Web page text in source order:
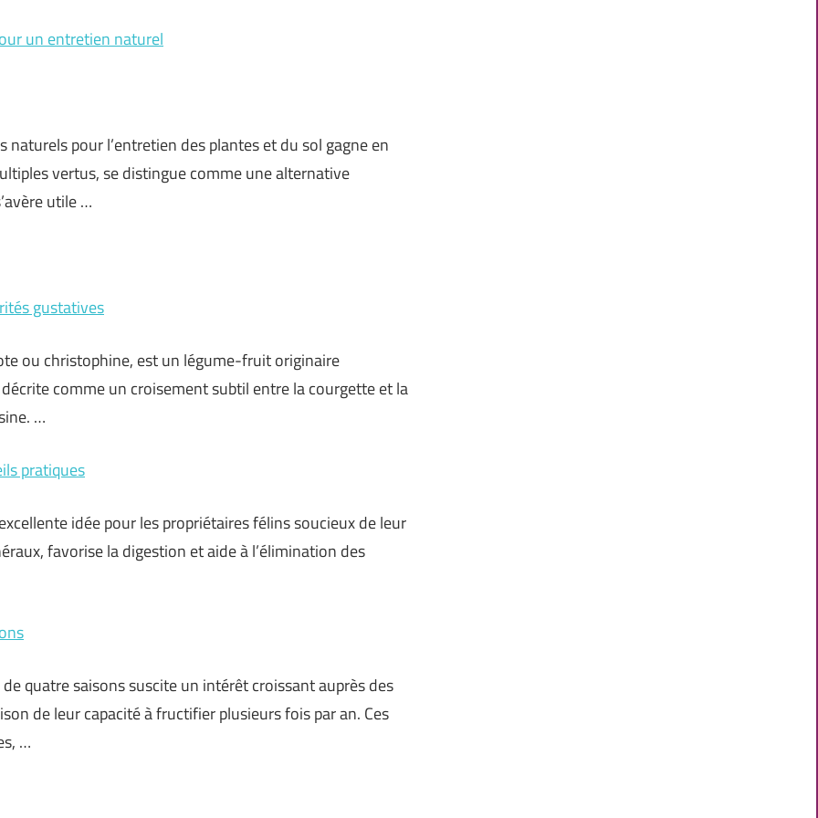
un entretien naturel
pour l’entretien des plantes et du sol gagne en
vertus, se distingue comme une alternative
utile …
gustatives
ou christophine, est un légume-fruit originaire
comme un croisement subtil entre la courgette et la
…
pratiques
idée pour les propriétaires félins soucieux de leur
favorise la digestion et aide à l’élimination des
quatre saisons suscite un intérêt croissant auprès des
de leur capacité à fructifier plusieurs fois par an. Ces
…